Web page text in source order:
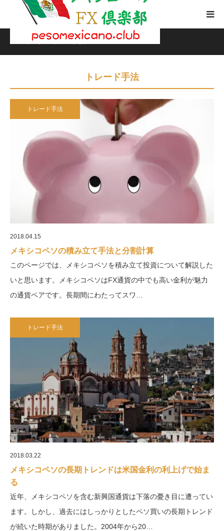
ホームブログ トレード手法
トレード手法
トレード手法
2018.04.15
メキシコペソの積み立て手法と分割計算
このページでは、メキシコペソを積み立て投資について解説した
いと思います。メキシコペソはFX通貨の中でも高い金利が魅力
の通貨ペアです。長期間にわたってスワ…
トレード手法
2018.03.22
メキシコペソの長期トレンドは米国金利の利上げで始ま
る
近年、メキシコペソを含む新興国通貨は下落の憂き目に遭ってい
ます。しかし、過去にはしっかりとしたペソ買いの長期トレンド
が続いた時期がありました。2004年から20…